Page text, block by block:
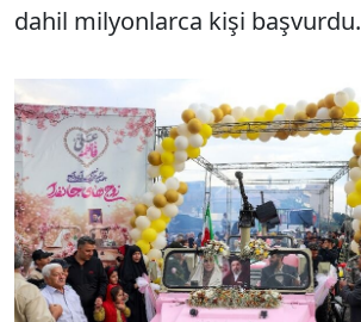
dahil milyonlarca kişi başvurdu.